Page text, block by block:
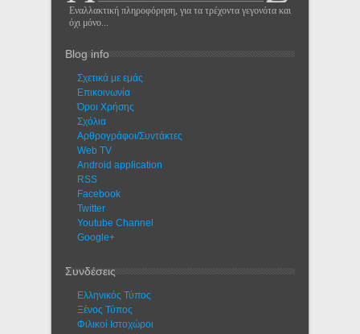
Εναλλακτική πληροφόρηση, για τα τρέχοντα γεγονότα και
όχι μόνο...
Blog info
Σχετικά με εμάς
Eπικοινωνία
Όροι Χρήσης
Σχόλια
Αρθρογράφοι/Συντάκτες
Web TV
Android application
RSS
Facebook
Twitter
Youtube Channel
Google+
Συνδέσεις
Ελληνικός Τύπος
Ξένος Τύπος
Φιλικοί Ιστοχώροι